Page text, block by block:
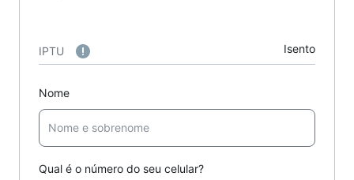
IPTU Isento
Nome
Qual é o número do seu celular?